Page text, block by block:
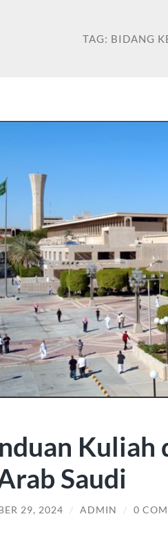
TAG: BIDANG
Kuliah
Saudi
29, 2024 / ADMIN / 0